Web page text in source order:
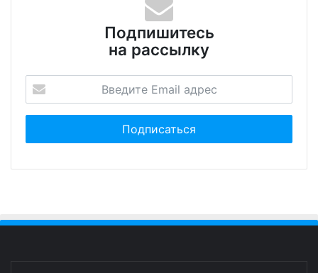
Подпишитесь
на рассылку